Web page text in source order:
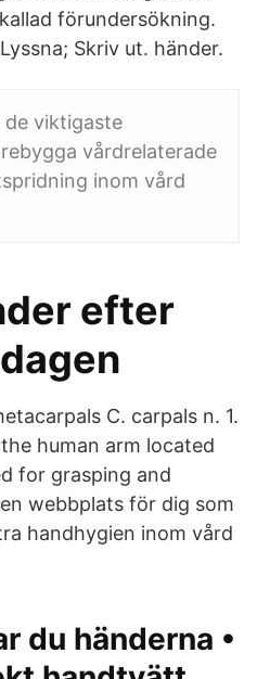
förundersökning.
Skriv ut. händer.
de viktigaste
vårdrelaterade
inom vård
efter
C. carpals n. 1.
human arm located
for grasping and
webbplats för dig som
handhygien inom vård
du händerna •